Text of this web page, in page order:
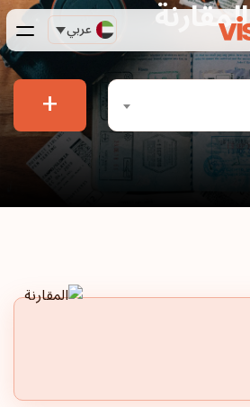
عربي المقارنة
+